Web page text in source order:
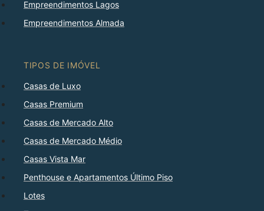
Empreendimentos Lagos
Empreendimentos Almada
TIPOS DE IMÓVEL
Casas de Luxo
Casas Premium
Casas de Mercado Alto
Casas de Mercado Médio
Casas Vista Mar
Penthouse e Apartamentos Último Piso
Lotes